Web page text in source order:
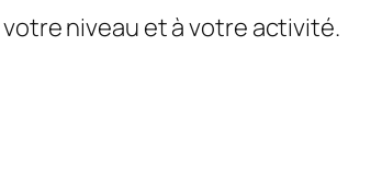
niveau et à votre activité.